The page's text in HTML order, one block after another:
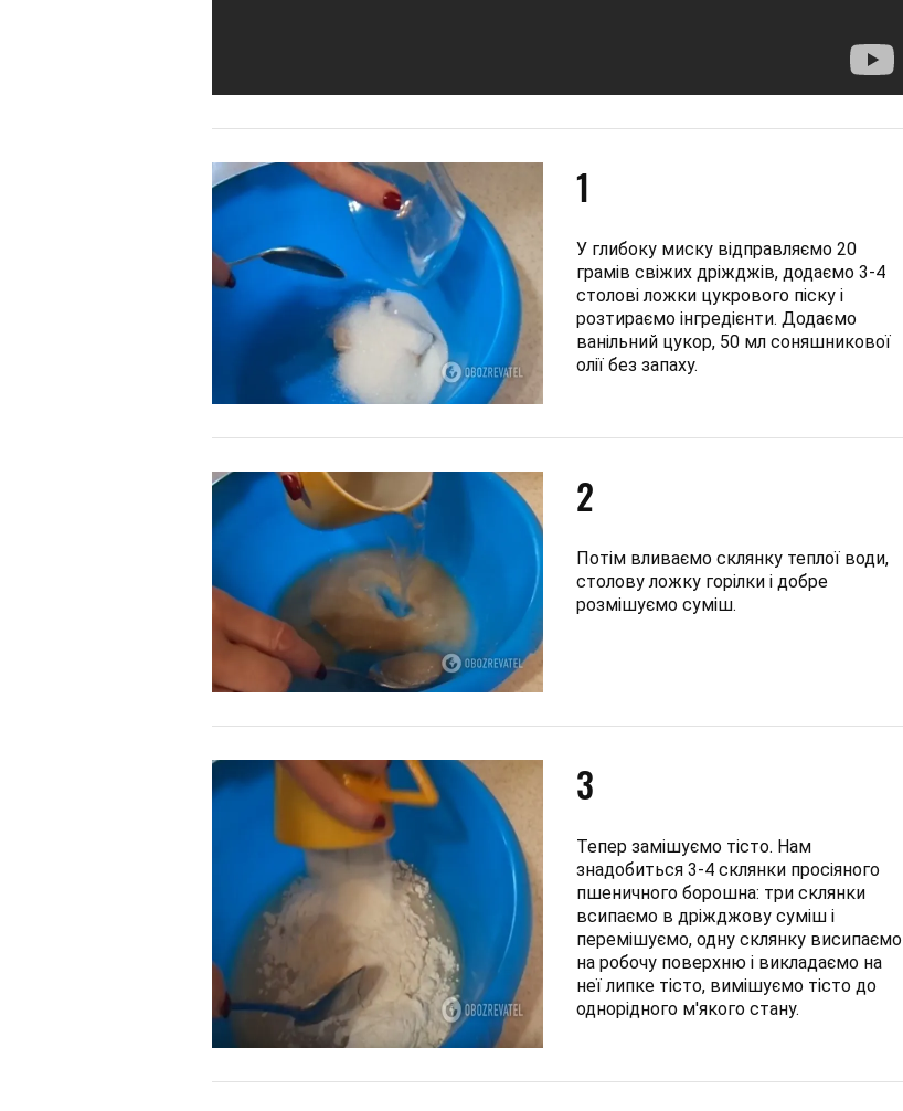
1
У глибоку миску відправляємо 20
грамів свіжих дріжджів, додаємо 3-4
столові ложки цукрового піску і
розтираємо інгредієнти. Додаємо
ванільний цукор, 50 мл соняшникової
олії без запаху.
2
Потім вливаємо склянку теплої води,
столову ложку горілки і добре
розмішуємо суміш.
3
Тепер замішуємо тісто. Нам
знадобиться 3-4 склянки просіяного
пшеничного борошна: три склянки
всипаємо в дріжджову суміш і
перемішуємо, одну склянку висипаємо
на робочу поверхню і викладаємо на
неї липке тісто, вимішуємо тісто до
однорідного м'якого стану.